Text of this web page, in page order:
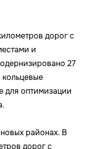
дорог с
и
27
кольцевые
для оптимизации
районах. В
дорог с